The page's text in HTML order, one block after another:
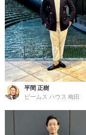
平間 正樹
ビームス ハウス 梅田